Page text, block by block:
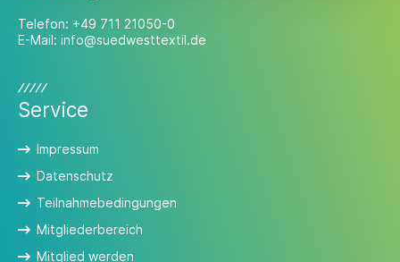
Telefon: +49 711 21050-0
E-Mail: info@suedwesttextil.de
Service
Impressum
Datenschutz
Teilnahmebedingungen
Mitgliederbereich
Mitglied werden